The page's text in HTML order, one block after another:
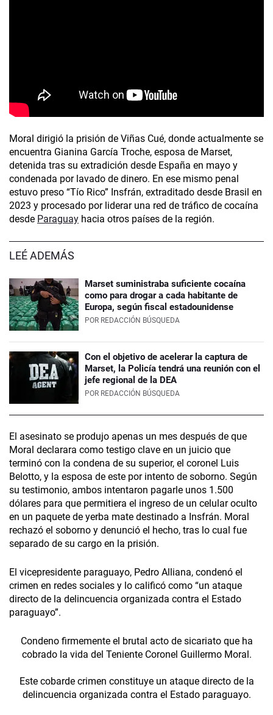
Moral dirigió la prisión de Viñas Cué, donde actualmente se
encuentra Gianina García Troche, esposa de Marset,
detenida tras su extradición desde España en mayo y
condenada por lavado de dinero. En ese mismo penal
estuvo preso “Tío Rico” Insfrán, extraditado desde Brasil en
2023 y procesado por liderar una red de tráfico de cocaína
desde Paraguay hacia otros países de la región.
LEÉ ADEMÁS
Marset suministraba suficiente cocaína
como para drogar a cada habitante de
Europa, según fiscal estadounidense
POR REDACCIÓN BÚSQUEDA
Con el objetivo de acelerar la captura de
Marset, la Policía tendrá una reunión con el
jefe regional de la DEA
POR REDACCIÓN BÚSQUEDA
El asesinato se produjo apenas un mes después de que
Moral declarara como testigo clave en un juicio que
terminó con la condena de su superior, el coronel Luis
Belotto, y la esposa de este por intento de soborno. Según
su testimonio, ambos intentaron pagarle unos 1.500
dólares para que permitiera el ingreso de un celular oculto
en un paquete de yerba mate destinado a Insfrán. Moral
rechazó el soborno y denunció el hecho, tras lo cual fue
separado de su cargo en la prisión.
El vicepresidente paraguayo, Pedro Alliana, condenó el
crimen en redes sociales y lo calificó como “un ataque
directo de la delincuencia organizada contra el Estado
paraguayo”.
Condeno firmemente el brutal acto de sicariato que ha
cobrado la vida del Teniente Coronel Guillermo Moral.
Este cobarde crimen constituye un ataque directo de la
delincuencia organizada contra el Estado paraguayo.